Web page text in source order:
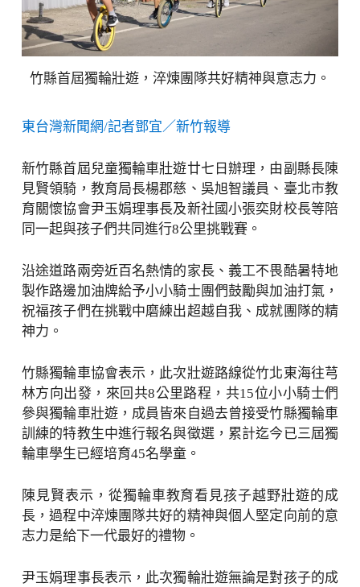
竹縣首屆獨輪壯遊，淬煉團隊共好精神與意志力。
東台灣新聞網/記者鄧宜／新竹報導
新竹縣首屆兒童獨輪車壯遊廿七日辦理，由副縣長陳
見賢領騎，教育局長楊郡慈、吳旭智議員、臺北市教
育關懷協會尹玉娟理事長及新社國小張奕財校長等陪
同一起與孩子們共同進行8公里挑戰賽。
沿途道路兩旁近百名熱情的家長、義工不畏酷暑特地
製作路邊加油牌給予小小騎士團們鼓勵與加油打氣，
祝福孩子們在挑戰中磨練出超越自我、成就團隊的精
神力。
竹縣獨輪車協會表示，此次壯遊路線從竹北東海往芎
林方向出發，來回共8公里路程，共15位小小騎士們
參與獨輪車壯遊，成員皆來自過去曾接受竹縣獨輪車
訓練的特教生中進行報名與徵選，累計迄今已三屆獨
輪車學生已經培育45名學童。
陳見賢表示，從獨輪車教育看見孩子越野壯遊的成
長，過程中淬煉團隊共好的精神與個人堅定向前的意
志力是給下一代最好的禮物。
尹玉娟理事長表示，此次獨輪壯遊無論是對孩子的成